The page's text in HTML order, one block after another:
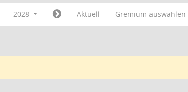
2028 Aktuell Gremium auswählen